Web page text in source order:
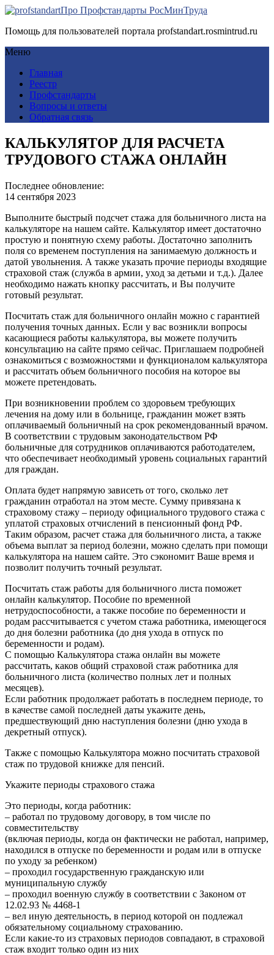
Про Профстандарты РосМинТруда
Помощь для пользователей портала profstandart.rosmintrud.ru
Меню
Главная
Реестр
Профстандарты
Вопросы и ответы
Обратная связь
КАЛЬКУЛЯТОР ДЛЯ РАСЧЕТА
ТРУДОВОГО СТАЖА ОНЛАЙН
Последнее обновление:
14 сентября 2023
Выполните быстрый подсчет стажа для больничного листа на
калькуляторе на нашем сайте. Калькулятор имеет достаточно
простую и понятную схему работы. Достаточно заполнить
поля со временем поступления на занимаемую должность и
датой увольнения. А также указать прочие периоды входящие
страховой стаж (служба в армии, уход за детьми и т.д.). Далее
необходимо нажать кнопку рассчитать, и Вы получите
готовый результат.
Посчитать стаж для больничного онлайн можно с гарантией
получения точных данных. Если у вас возникли вопросы
касающиеся работы калькулятора, вы можете получить
консультацию на сайте прямо сейчас. Приглашаем подробней
ознакомиться с возможностями и функционалом калькулятора
и рассчитать объем больничного пособия на которое вы
можете претендовать.
При возникновении проблем со здоровьем требующих
лечения на дому или в больнице, гражданин может взять
оплачиваемый больничный на срок рекомендованный врачом.
В соответствии с трудовым законодательством РФ
больничные для сотрудников оплачиваются работодателем,
что обеспечивает необходимый уровень социальных гарантий
для граждан.
Оплата будет напрямую зависеть от того, сколько лет
гражданин отработал на этом месте. Сумму привязана к
страховому стажу – периоду официального трудового стажа с
уплатой страховых отчислений в пенсионный фонд РФ.
Таким образом, расчет стажа для больничного листа, а также
объема выплат за период болезни, можно сделать при помощи
калькулятора на нашем сайте. Это сэкономит Ваше время и
позволит получить точный результат.
Посчитать стаж работы для больничного листа поможет
онлайн калькулятор. Пособие по временной
нетрудоспособности, а также пособие по беременности и
родам рассчитывается с учетом стажа работника, имеющегося
до дня болезни работника (до дня ухода в отпуск по
беременности и родам).
С помощью Калькулятора стажа онлайн вы можете
рассчитать, каков общий страховой стаж работника для
больничного листа (количество полных лет и полных
месяцев).
Если работник продолжает работать в последнем периоде, то
в качестве самой последней даты укажите день,
предшествующий дню наступления болезни (дню ухода в
декретный отпуск).
Также с помощью Калькулятора можно посчитать страховой
стаж по трудовой книжке для пенсий.
Укажите периоды страхового стажа
Это периоды, когда работник:
– работал по трудовому договору, в том числе по
совместительству
(включая периоды, когда он фактически не работал, например,
находился в отпуске по беременности и родам или в отпуске
по уходу за ребенком)
– проходил государственную гражданскую или
муниципальную службу
– проходил военную службу в соответствии с Законом от
12.02.93 № 4468-1
– вел иную деятельность, в период которой он подлежал
обязательному социальному страхованию.
Если какие-то из страховых периодов совпадают, в страховой
стаж входит только один из них